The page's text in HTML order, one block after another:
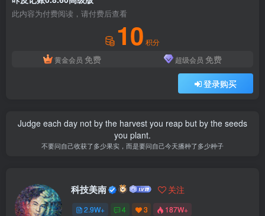
此内容为付费阅读，请付费后查看
10 积分
黄金会员 免费 超级会员 免费
登录购买
Judge each day not by the harvest you reap but by the seeds
you plant.
不要问自己收获了多少果实，而是要问自己今天播种了多少种子
科技美南 关注
2.9W+ 4 3 187W+